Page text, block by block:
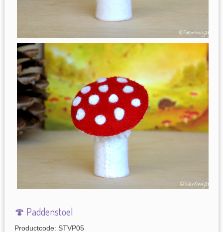
🍄 Paddenstoel
Productcode: STVP05